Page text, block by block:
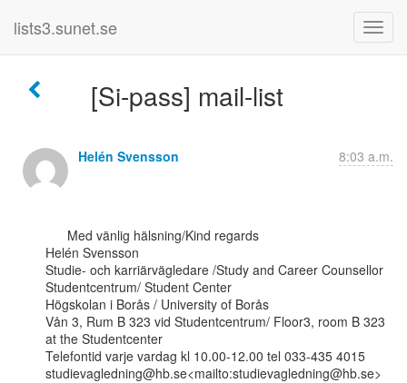
lists3.sunet.se
[Si-pass] mail-list
Helén Svensson 8:03 a.m.
Helén Svensson
Studie- och karriärvägledare /Study and Career Counsellor
Studentcentrum/ Student Center
Högskolan i Borås / University of Borås
Vån 3, Rum B 323 vid Studentcentrum/ Floor3, room B 323
at the Studentcenter
Telefontid varje vardag kl 10.00-12.00 tel 033-435 4015
studievagledning@hb.se<mailto:studievagledning@hb.se>